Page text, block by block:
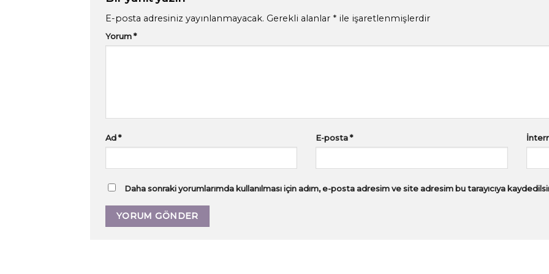
E-posta adresiniz yayınlanmayacak. Gerekli alanlar * ile işaretlenmişlerdir
Yorum*
Ad* E-posta*
Daha sonraki yorumlarımda kullanılması için adım, e-posta adresim ve site adresim bu tarayıcıya